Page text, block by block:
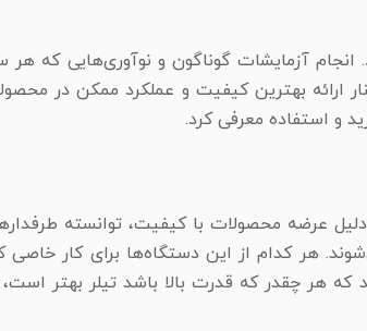
آزمایشات گوناگون و نوآوری‌هایی که
ارائه بهترین کیفیت و عملکرد ممکن در
و استفاده معرفی کرد.
عرضه محصولات با کیفیت، توانسته
۱۰ و ۱۲ اسب بخار به بازار عرضه می‌شوند. هر کدام از این دستگاه‌ها
هر چقدر که قدرت بالا باشد تیلر بهتر است،